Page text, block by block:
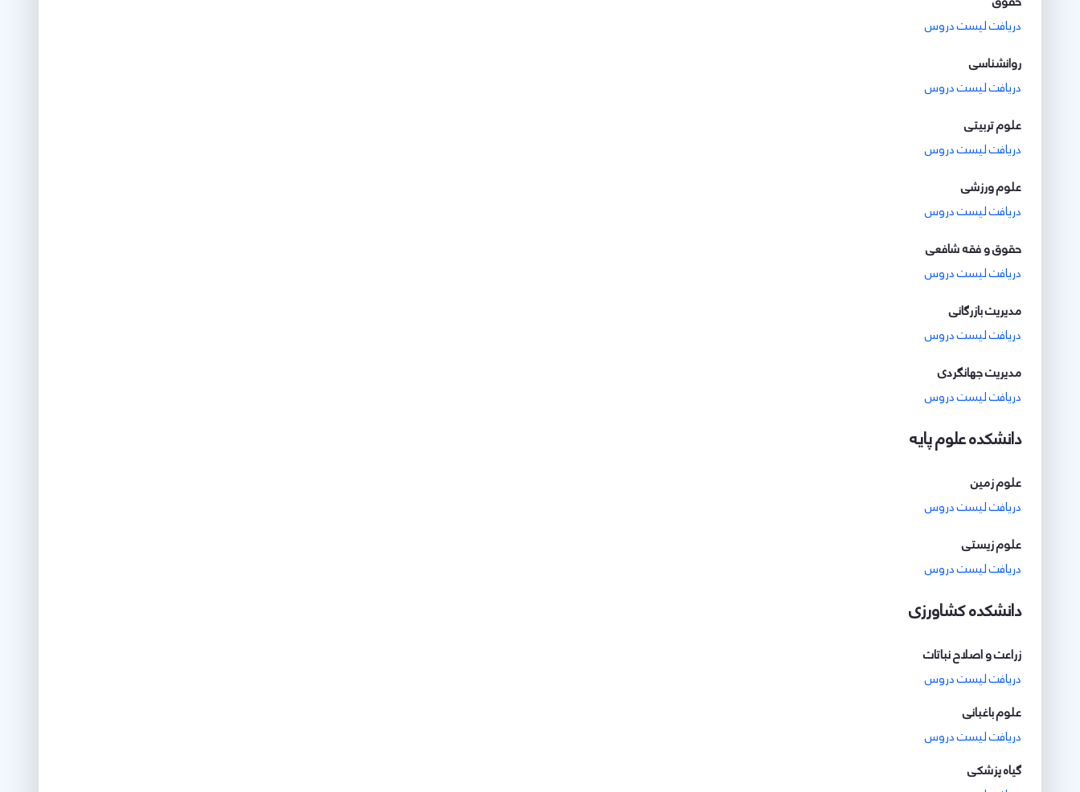
دریافت لیست دروس
روانشناسی
دریافت لیست دروس
علوم تربیتی
دریافت لیست دروس
علوم ورزشی
دریافت لیست دروس
حقوق و فقه شافعی
دریافت لیست دروس
مدیریت بازرگانی
دریافت لیست دروس
مدیریت جهانگردی
دریافت لیست دروس
دانشکده علوم پایه
علوم زمین
دریافت لیست دروس
علوم زیستی
دریافت لیست دروس
دانشکده کشاورزی
زراعت و اصلاح نباتات
دریافت لیست دروس
علوم باغبانی
دریافت لیست دروس
گیاه پزشکی